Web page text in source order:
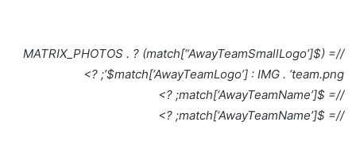
//= ($match[“AwayTeamSmallLogo’]) ? MATRIX_PHOTOS .
$match[‘AwayTeamLogo’] : IMG . ‘team.png’; ?>
//= $match[‘AwayTeamName’]; ?>
//= $match[‘AwayTeamName’]; ?>